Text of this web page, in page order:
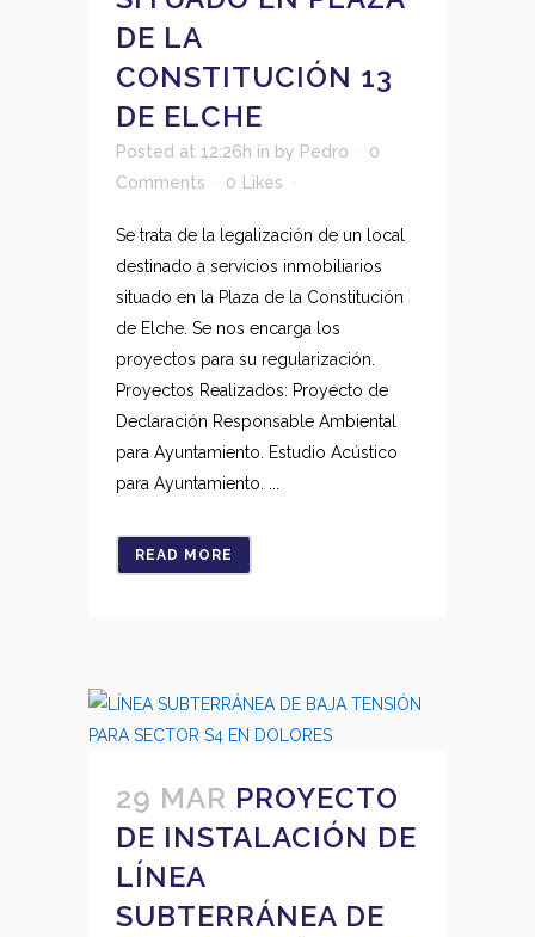
DE LA
CONSTITUCIÓN 13
DE ELCHE
Posted at 12:26h in by Pedro
0
Comments
0 Likes
Se trata de la legalización de un local
destinado a servicios inmobiliarios
situado en la Plaza de la Constitución
de Elche. Se nos encarga los
proyectos para su regularización.
Proyectos Realizados: Proyecto de
Declaración Responsable Ambiental
para Ayuntamiento. Estudio Acústico
para Ayuntamiento. ...
READ MORE
29 MAR PROYECTO
DE INSTALACIÓN DE
LÍNEA
SUBTERRÁNEA DE